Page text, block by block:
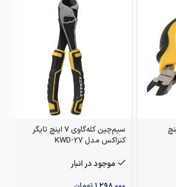
4.5 اینچ
سیم‌چین کله‌گاوی 7 اینچ تایگر
کنزاکس مدل KWD-27
موجود در انبار